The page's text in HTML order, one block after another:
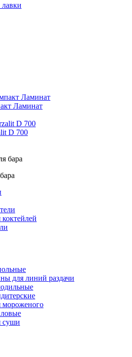
Ламинат
D 700
для линий раздачи
суши